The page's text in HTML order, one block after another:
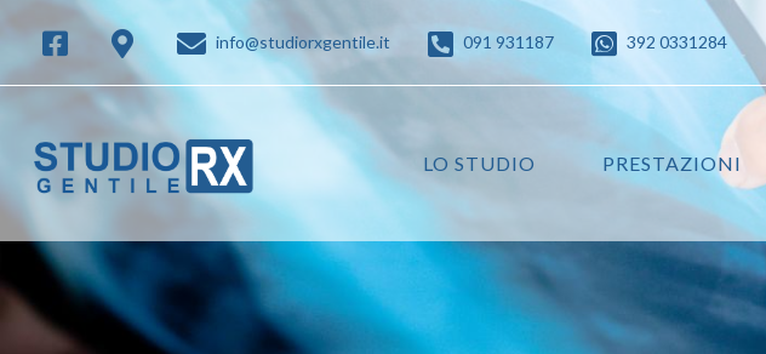
info@studiorxgentile.it 091 931187 392 0331284
LO STUDIO PRESTAZIONI